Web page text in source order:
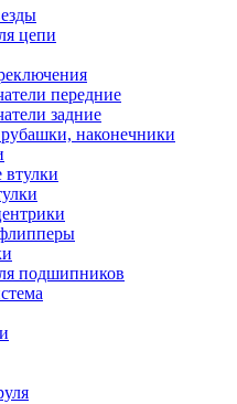
цепи
передние
задние
наконечники
подшипников